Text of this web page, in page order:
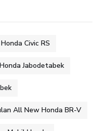
Civic RS
Jabodetabek
All New Honda BR-V